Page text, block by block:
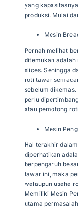
yang
produksi. Mulai
Mesin
Pernah melihat
ditemukan
slices. Sehingga
roti tawar
sebelum
perlu
atau pemotong
Mesin
Hal terakhir
diperhatikan
berpengaruh
tawar ini, maka
walaupun usaha
Memiliki Mesin
utama